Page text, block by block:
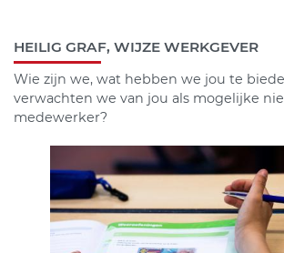
HEILIG GRAF, WIJZE WERKGEVER
Wie zijn we, wat hebben we jou te
verwachten we van jou als mogelijke
medewerker?